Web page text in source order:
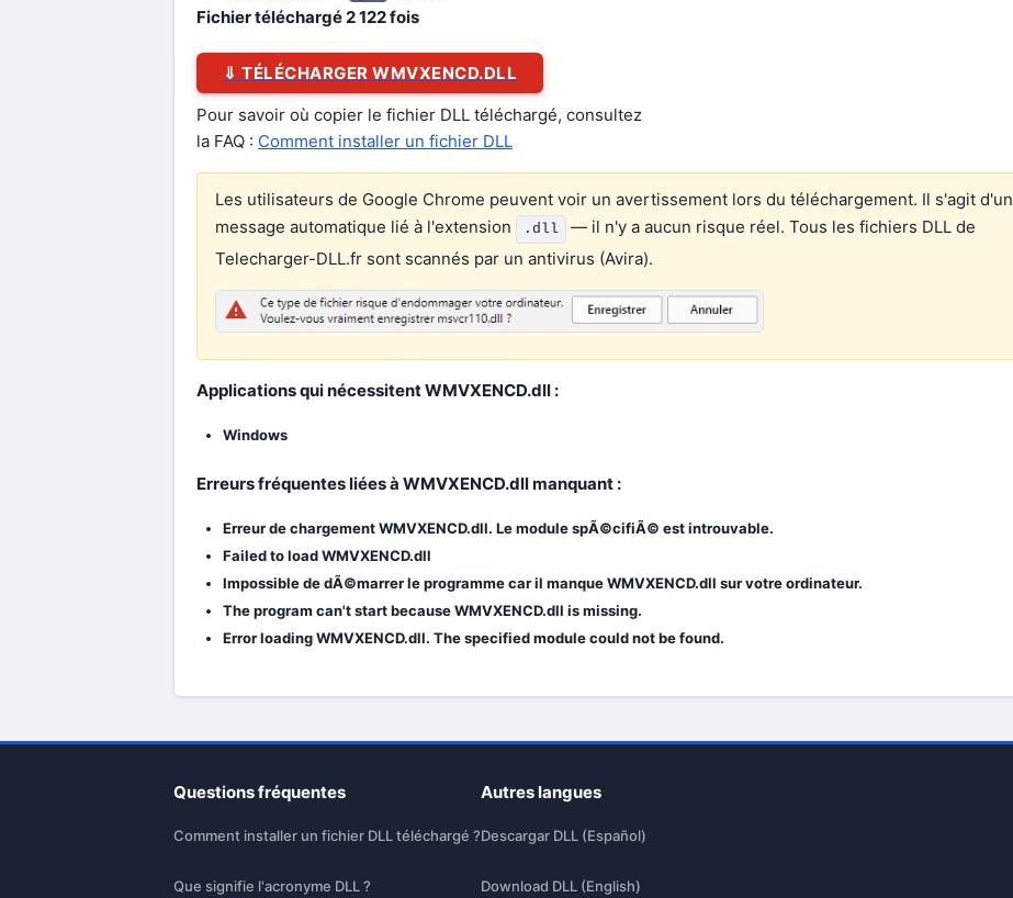
Fichier téléchargé2 122fois
⇓ TÉLÉCHARGER WMVXENCD.DLL
Pour savoir où copier le fichier DLL téléchargé, consultez
la FAQ : Comment installer un fichier DLL
Les utilisateurs de Google Chrome peuvent voir un avertissement lors du téléchargement. Il s'agit d'un
message automatique lié à l'extension
.dll
— il n'y a aucun risque réel. Tous les fichiers DLL de
Telecharger-DLL.fr sont scannés par un antivirus (Avira).
Applications qui nécessitent WMVXENCD.dll :
Windows
Erreurs fréquentes liées à WMVXENCD.dll manquant :
Erreur de chargement WMVXENCD.dll. Le module spÃ©cifiÃ© est introuvable.
Failed to load WMVXENCD.dll
Impossible de dÃ©marrer le programme car il manque WMVXENCD.dll sur votre ordinateur.
The program can't start because WMVXENCD.dll is missing.
Error loading WMVXENCD.dll. The specified module could not be found.
Questions fréquentes
Comment installer un fichier DLL téléchargé ?
Que signifie l'acronyme DLL ?
Autres langues
Descargar DLL (Español)
Download DLL (English)